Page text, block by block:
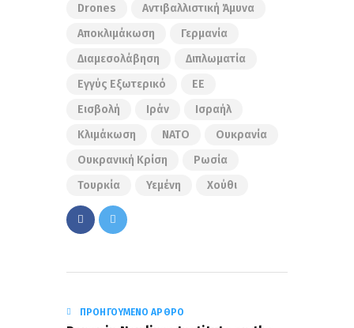
Drones
Αντιβαλλιστική Άμυνα
Αποκλιμάκωση
Γερμανία
Διαμεσολάβηση
Διπλωματία
Εγγύς Εξωτερικό
ΕΕ
Εισβολή
Ιράν
Ισραήλ
Κλιμάκωση
ΝΑΤΟ
Ουκρανία
Ουκρανική Κρίση
Ρωσία
Τουρκία
Υεμένη Χούθι
ΠΡΟΗΓΟΎΜΕΝΟ ΆΡΘΡΟ